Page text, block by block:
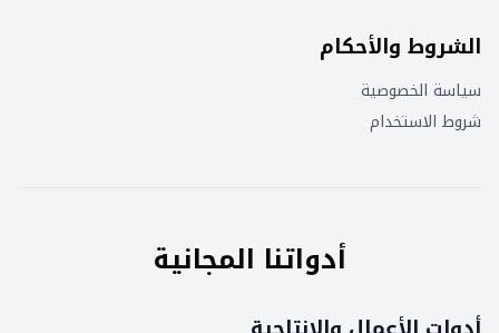
الشروط والأحكام
سياسة الخصوصية
شروط الاستخدام
أدواتنا المجانية